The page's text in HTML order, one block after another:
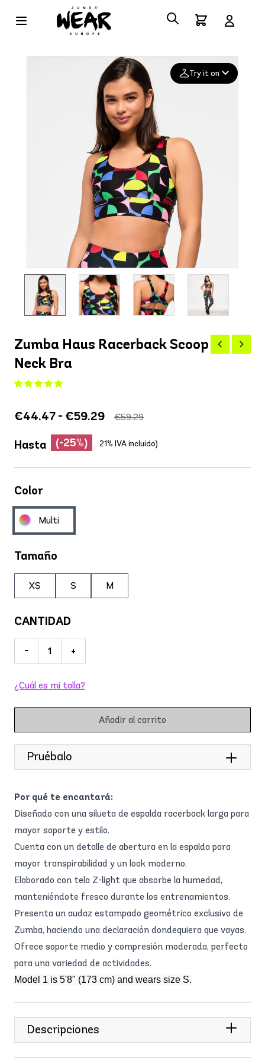
Try it on
Deleted after 24 hours
Zumba Haus Racerback Scoop
Neck Bra
€44.47 - €59.29 €59.29
Hasta (-25%) 21% IVA incluido)
Color
Multi
Tamaño
XS S M
CANTIDAD
- +
¿Cuál es mi talla?
Añadir al carrito
Pruébalo
Por qué te encantará:
Diseñado con una silueta de espalda racerback larga para
mayor soporte y estilo.
Cuenta con un detalle de abertura en la espalda para
mayor transpirabilidad y un look moderno.
Elaborado con tela Z-light que absorbe la humedad,
manteniéndote fresco durante los entrenamientos.
Presenta un audaz estampado geométrico exclusivo de
Zumba, haciendo una declaración dondequiera que vayas.
Ofrece soporte medio y compresión moderada, perfecto
para una variedad de actividades.
Model 1 is 5'8" (173 cm) and wears size S.
Descripciones